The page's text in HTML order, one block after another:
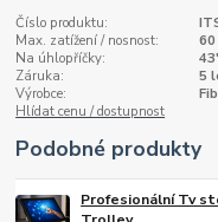
Číslo produktu:
Max. zatížení / nosnost:
60
Na úhlopříčky:
Záruka:
5
Výrobce:
Hlídat cenu / dostupnost
Podobné produkty
Profesionální Tv